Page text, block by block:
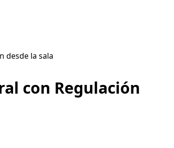
desde la sala
con Regulación